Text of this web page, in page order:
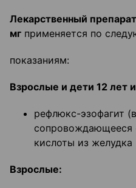
Лекарственный
мг применяется по
показаниям:
Взрослые и дети 12 лет
рефлюкс-эзофагит
сопровождающееся
кислоты из
Взрослые: